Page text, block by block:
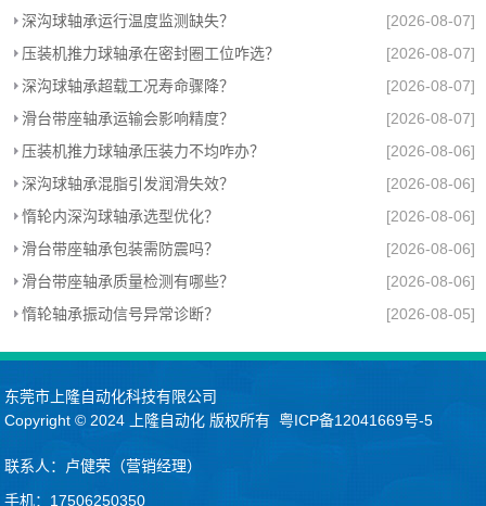
深沟球轴承运行温度监测缺失？
[2026-08-07]
压装机推力球轴承在密封圈工位咋选？
[2026-08-07]
深沟球轴承超载工况寿命骤降？
[2026-08-07]
滑台带座轴承运输会影响精度？
[2026-08-07]
压装机推力球轴承压装力不均咋办？
[2026-08-06]
深沟球轴承混脂引发润滑失效？
[2026-08-06]
惰轮内深沟球轴承选型优化？
[2026-08-06]
滑台带座轴承包装需防震吗？
[2026-08-06]
滑台带座轴承质量检测有哪些？
[2026-08-06]
惰轮轴承振动信号异常诊断？
[2026-08-05]
东莞市上隆自动化科技有限公司
Copyright © 2024
上隆自动化 版权所有粤ICP备12041669号-5
联系人：卢健荣（营销经理）
手机：17506250350